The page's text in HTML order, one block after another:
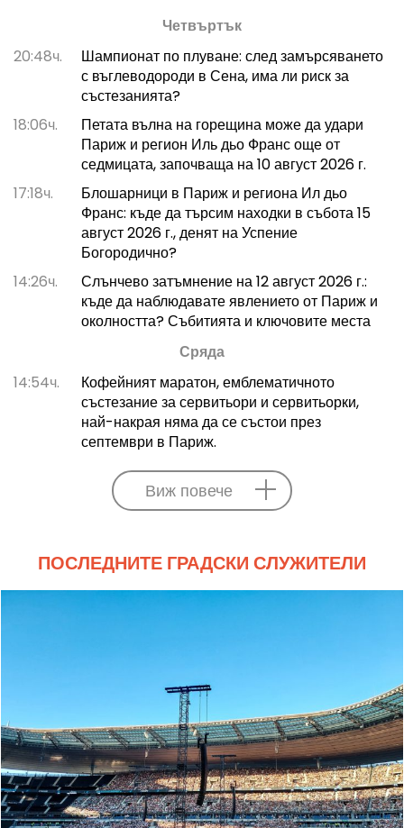
Четвъртък
20:48ч.
Шампионат по плуване: след замърсяването
с въглеводороди в Сена, има ли риск за
състезанията?
18:06ч.
Петата вълна на горещина може да удари
Париж и регион Иль дьо Франс още от
седмицата, започваща на 10 август 2026 г.
17:18ч.
Блошарници в Париж и региона Ил дьо
Франс: къде да търсим находки в събота 15
август 2026 г., денят на Успение
Богородично?
14:26ч.
Слънчево затъмнение на 12 август 2026 г.:
къде да наблюдавате явлението от Париж и
околността? Събитията и ключовите места
Сряда
14:54ч.
Кофейният маратон, емблематичното
състезание за сервитьори и сервитьорки,
най-накрая няма да се състои през
септември в Париж.
Виж повече
ПОСЛЕДНИТЕ ГРАДСКИ СЛУЖИТЕЛИ